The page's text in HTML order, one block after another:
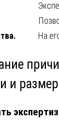
На
и